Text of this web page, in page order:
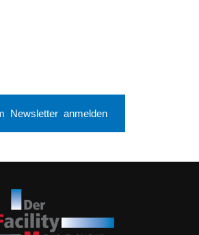
Newsletter anmelden